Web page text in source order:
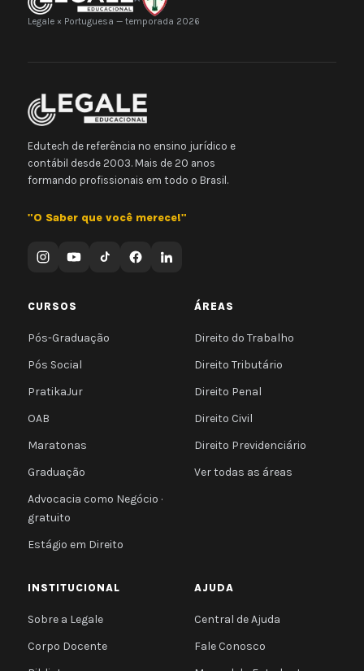
Legale × Portuguesa — temporada 2026
Edutech de referência no ensino jurídico e
contábil desde 2003. Mais de 20 anos
formando profissionais em todo o Brasil.
"O Saber que você merece!"
CURSOS
Pós-Graduação
Pós Social
PratikaJur
OAB
Maratonas
Graduação
Advocacia como Negócio ·
gratuito
Estágio em Direito
ÁREAS
Direito do Trabalho
Direito Tributário
Direito Penal
Direito Civil
Direito Previdenciário
Ver todas as áreas
INSTITUCIONAL
Sobre a Legale
Corpo Docente
AJUDA
Central de Ajuda
Fale Conosco